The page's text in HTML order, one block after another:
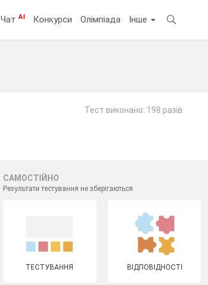
ЧатAI Конкурси Олімпіада Інше
Тест виконано: 198 разів
САМОСТІЙНО
Результати тестування не зберігаються
ТЕСТУВАННЯ ВІДПОВІДНОСТІ